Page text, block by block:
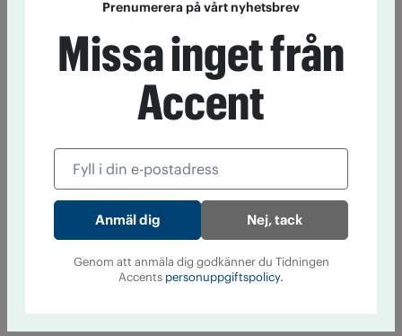
Prenumerera på vårt nyhetsbrev
Missa inget från
Accent
Nej, tack
Genom att anmäla dig godkänner du Tidningen
Accents personuppgiftspolicy.